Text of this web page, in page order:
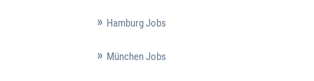
Hamburg Jobs
München Jobs